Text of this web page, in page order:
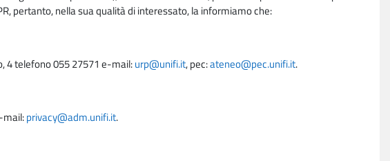
pertanto, nella sua qualità di interessato, la informiamo che:
4 telefono 055 27571 e-mail:urp@unifi.it, pec:ateneo@pec.unifi.it.
mail:privacy@adm.unifi.it.